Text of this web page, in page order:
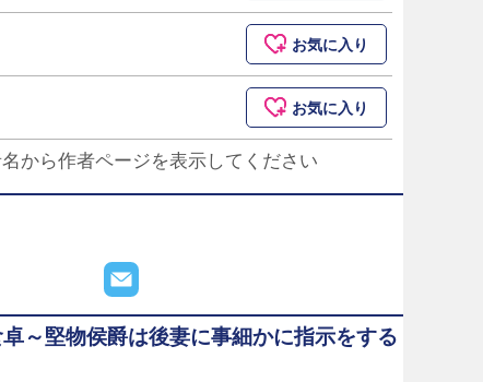
お気に入り
お気に入り
から作者ページを表示してください
～堅物侯爵は後妻に事細かに指示をする